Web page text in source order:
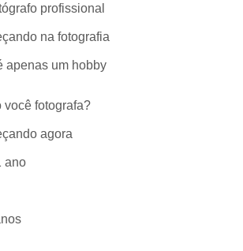
profissional
na fotografia
apenas um hobby
você fotografa?
agora
ano